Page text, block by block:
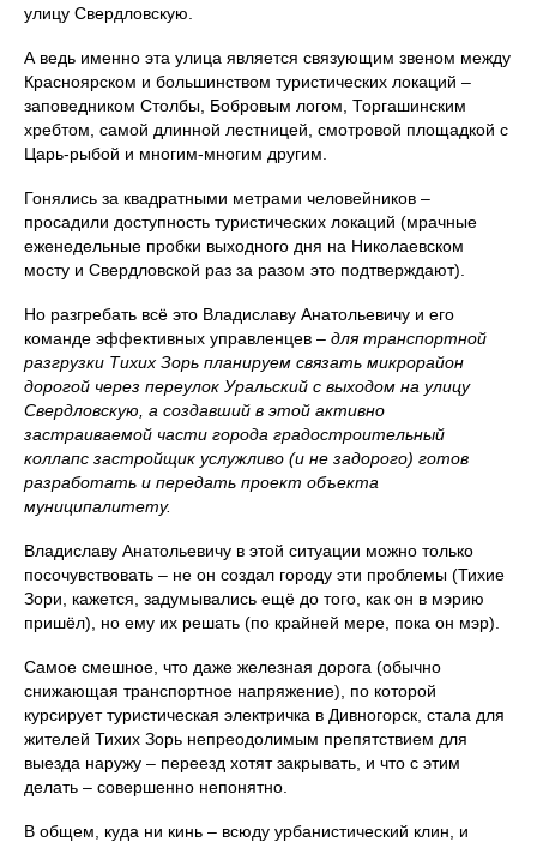
улицу Свердловскую.
А ведь именно эта улица является связующим звеном между
Красноярском и большинством туристических локаций –
заповедником Столбы, Бобровым логом, Торгашинским
хребтом, самой длинной лестницей, смотровой площадкой с
Царь-рыбой и многим-многим другим.
Гонялись за квадратными метрами человейников –
просадили доступность туристических локаций (мрачные
еженедельные пробки выходного дня на Николаевском
мосту и Свердловской раз за разом это подтверждают).
Но разгребать всё это Владиславу Анатольевичу и его
команде эффективных управленцев – для транспортной
разгрузки Тихих Зорь планируем связать микрорайон
дорогой через переулок Уральский с выходом на улицу
Свердловскую, а создавший в этой активно
застраиваемой части города градостроительный
коллапс застройщик услужливо (и не задорого) готов
разработать и передать проект объекта
муниципалитету.
Владиславу Анатольевичу в этой ситуации можно только
посочувствовать – не он создал городу эти проблемы (Тихие
Зори, кажется, задумывались ещё до того, как он в мэрию
пришёл), но ему их решать (по крайней мере, пока он мэр).
Самое смешное, что даже железная дорога (обычно
снижающая транспортное напряжение), по которой
курсирует туристическая электричка в Дивногорск, стала для
жителей Тихих Зорь непреодолимым препятствием для
выезда наружу – переезд хотят закрывать, и что с этим
делать – совершенно непонятно.
В общем, куда ни кинь – всюду урбанистический клин, и